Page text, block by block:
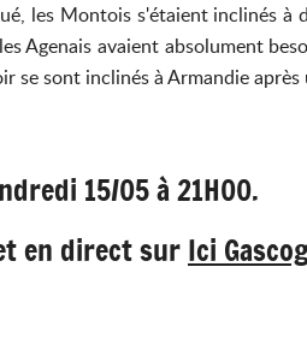
les Montois s'étaient inclinés à
Agenais avaient absolument
se sont inclinés à Armandie
15/05 à 21H00.
en direct sur Ici